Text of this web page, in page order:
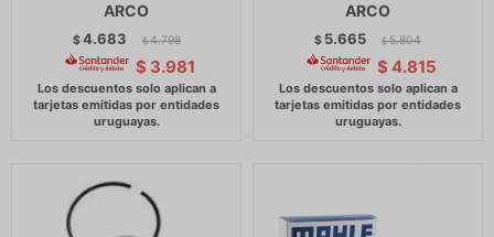
ARCO
$4.683 $ 4.798
$ 3.981
ARCO
$ 5.665 $ 5.804
$ 4.815